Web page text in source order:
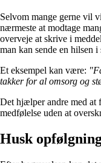
Selvom mange gerne vil
nærmeste at modtage
overveje at skrive i
man kan sende en hilsen
Et eksempel kan være:
takker for al omsorg og
Det hjælper andre med at
medfølelse uden at
Husk